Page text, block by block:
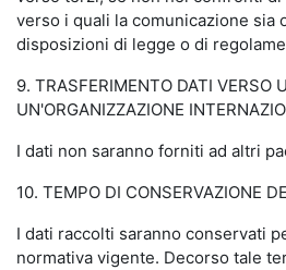
verso i quali la comunicazione sia
disposizioni di legge o di
9. TRASFERIMENTO DATI VERSO
UN'ORGANIZZAZIONE
I dati non saranno forniti ad altri
10. TEMPO DI CONSERVAZIONE
I dati raccolti saranno conservati
normativa vigente. Decorso tale